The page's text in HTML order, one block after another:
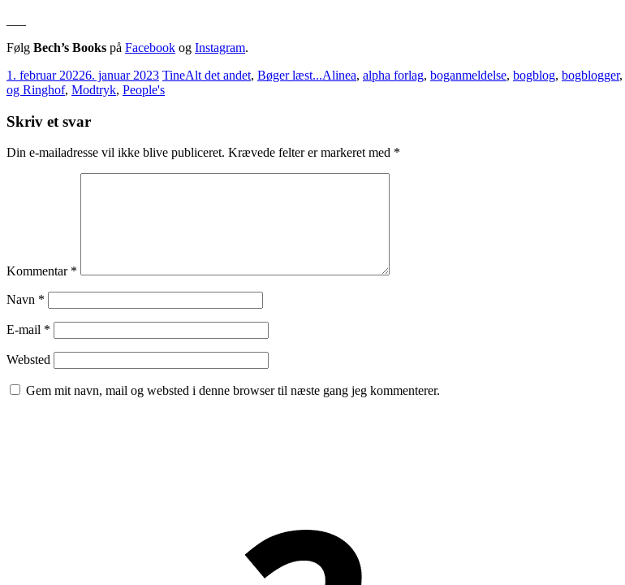
Følg Bech’s Books på Facebook og Instagram.
1. februar 20226. januar 2023 TineAlt det andet, Bøger læst...Alinea, alpha forlag, boganmeldelse, bogblog, bogblogger,
og Ringhof, Modtryk, People's
Skriv et svar
Din e-mailadresse vil ikke blive publiceret. Krævede felter er markeret med *
Kommentar *
Navn *
E-mail *
Websted
Gem mit navn, mail og websted i denne browser til næste gang jeg kommenterer.